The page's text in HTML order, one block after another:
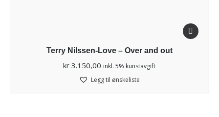
Terry Nilssen-Love – Over and out
kr 3.150,00 inkl. 5% kunstavgift
Legg til ønskeliste